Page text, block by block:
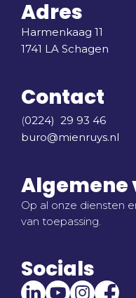
Adres
Harmenkaag 11
1741 LA Schagen
Contact
(0224) 29 93 46
buro@mienruys.nl
Algemene
Op al onze diensten
van toepassing.
Socials